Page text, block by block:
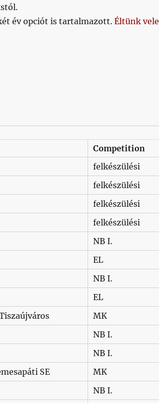
év opciót is tartalmazott.Éltünk vele
Competition
felkészülési
felkészülési
felkészülési
felkészülési
NB I.
EL
NB I.
EL
MK
NB I.
NB I.
SE MK
NB I.